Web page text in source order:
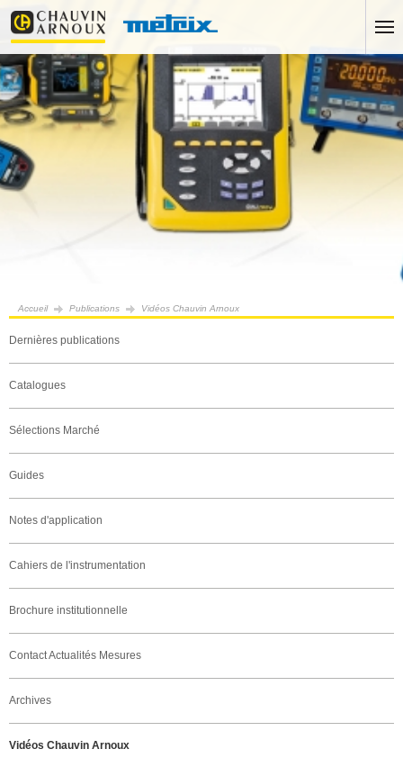
Accueil Publications Vidéos Chauvin Arnoux
Dernières publications
Catalogues
Sélections Marché
Guides
Notes d'application
Cahiers de l'instrumentation
Brochure institutionnelle
Contact Actualités Mesures
Archives
Vidéos Chauvin Arnoux